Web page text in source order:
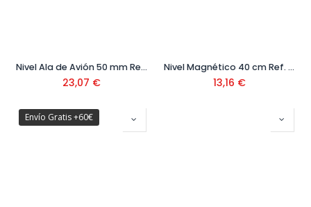
Nivel Ala de Avión 50 mm Ref. 1-42-313
23,07 €
Nivel Magnético 40 cm Ref. STHT1-43110
13,16 €
Envío Gratis +60€